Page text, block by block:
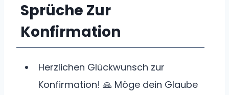
Sprüche Zur
Konfirmation
Herzlichen Glückwunsch zur
Konfirmation! 🙏 Möge dein Glaube